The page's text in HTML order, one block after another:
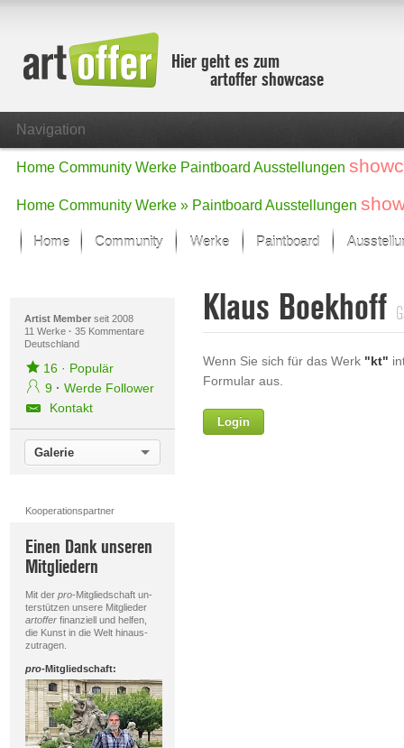
Hier geht es zum
artoffer showcase
Navigation
Home Community Werke Paintboard Ausstellungen
Home Community Werke » Paintboard Ausstellungen
Home Community Werke
Der letzte Monat im Fokus
Alle Fokus-Werke
Fokus-Werke
Neue Werke – Auswahl
Paintboard
Artist Memberseit 2008
11 Werke · 35 Kommentare
Deutschland
16· Populär
9 · Werde Follower
Kontakt
Galerie
Kooperationspartner
Einen Dank unseren
Mitgliedern
Mit der pro-Mitgliedschaft un-
terstützen unsere Mitglieder
artofferfinanziell und helfen,
die Kunst in die Welt hinaus-
zutragen.
pro-Mitgliedschaft:
Klaus Boekhoff
Wenn Sie sich für das Werk "kt"
Formular aus.
Login